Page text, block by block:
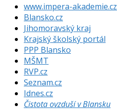
www.impera-akademie.cz
Blansko.cz
Jihomoravský kraj
Krajský školský portál
PPP Blansko
MŠMT
RVP.cz
Seznam.cz
Idnes.cz
Čistota ovzduší v Blansku